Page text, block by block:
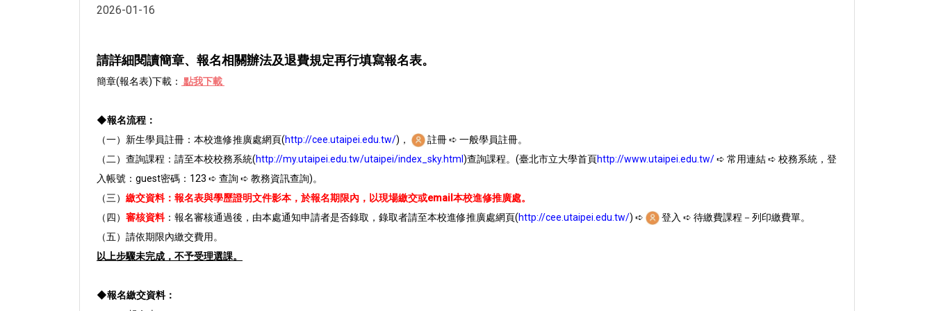
2026-01-16
請詳細閱讀簡章、報名相關辦法及退費規定再行填寫報名表。
簡章(報名表)下載： 點我下載
◆報名流程：
（一）新生學員註冊：本校進修推廣處網頁(http://cee.utaipei.edu.tw/)，
註冊 ➪ 一般學員註冊。
（二）查詢課程：請至本校校務系統(http://my.utaipei.edu.tw/utaipei/index_sky.html )查詢課程。(臺北市立大學首頁http://www.utaipei.edu.tw/➪ 常用連結 ➪ 校務系統，登
入帳號：guest密碼：123 ➪ 查詢 ➪ 教務資訊查詢)。
（三） 繳交資料：報名表與學歷證明文件影本，於報名期限內，以現場繳交或email本校進修推廣處。
（四） 審核資料：報名審核通過後，由本處通知申請者是否錄取，錄取者請至本校進修推廣處網頁(http://cee.utaipei.edu.tw/) ➪
登入 ➪ 待繳費課程－列印繳費單。
（五）請依期限內繳交費用。
以上步驟未完成，不予受理選課。
◆報名繳交資料：